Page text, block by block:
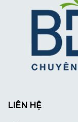
LIÊN HỆ